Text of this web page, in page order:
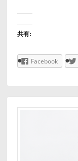
共有:
Facebook